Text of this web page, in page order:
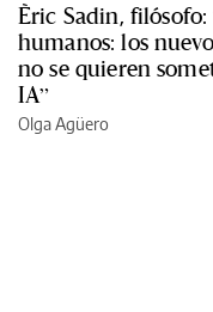
Èric Sadin, filósofo:
humanos: los
no se quieren
IA”
Olga Agüero